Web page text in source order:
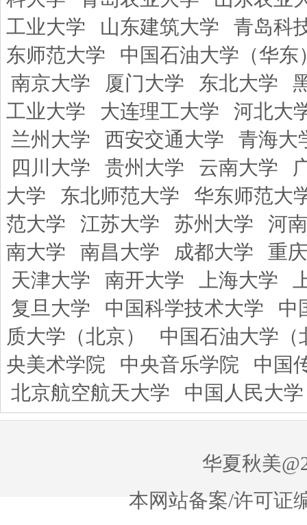
工业大学
山东建筑大学
青岛科
东师范大学
中国石油大学（华东
南京大学
厦门大学 东北大学
工业大学
大连理工大学
河北大
兰州大学
西安交通大学
青海大
四川大学
贵州大学 云南大学
大学
东北师范大学
华东师范大
范大学
江苏大学 苏州大学
河
南大学
南昌大学 成都大学
重
天津大学
南开大学 上海大学
复旦大学
中国科学技术大学
中
质大学（北京）
中国石油大学（
央美术学院
中央音乐学院
中国
北京航空航天大学
中国人民大学
华夏秋美
本网站备案/许可证